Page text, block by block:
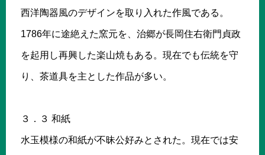
西洋陶器風のデザインを取り入れた作風である。
1786年に途絶えた窯元を、治郷が長岡住右衛門貞政
を起用し再興した楽山焼もある。現在でも伝統を守
り、茶道具を主とした作品が多い。
３．３ 和紙
水玉模様の和紙が不昧公好みとされた。現在では安